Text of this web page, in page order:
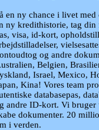
en ny chance i livet
ny kredithistorie, tag
visa, id-kort,
og andre
Belgien,
Israel, Mexico,
Kina! Vores team
databasepas,
andre ID-kort. Vi
dokumenter. 20
i verden.